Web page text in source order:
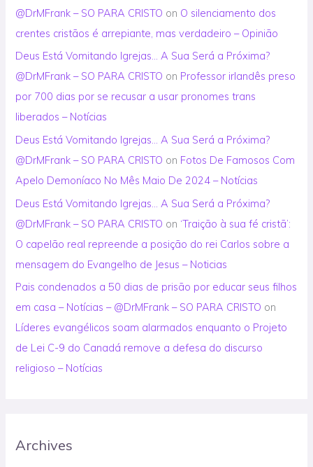
@DrMFrank – SO PARA CRISTO on O silenciamento dos
crentes cristãos é arrepiante, mas verdadeiro – Opinião
Deus Está Vomitando Igrejas… A Sua Será a Próxima?
@DrMFrank – SO PARA CRISTO on Professor irlandês preso
por 700 dias por se recusar a usar pronomes trans
liberados – Notícias
Deus Está Vomitando Igrejas… A Sua Será a Próxima?
@DrMFrank – SO PARA CRISTO on Fotos De Famosos Com
Apelo Demoníaco No Mês Maio De 2024 – Notícias
Deus Está Vomitando Igrejas… A Sua Será a Próxima?
@DrMFrank – SO PARA CRISTO on ‘Traição à sua fé cristã’:
O capelão real repreende a posição do rei Carlos sobre a
mensagem do Evangelho de Jesus – Noticias
Pais condenados a 50 dias de prisão por educar seus filhos
em casa – Notícias – @DrMFrank – SO PARA CRISTO on
Líderes evangélicos soam alarmados enquanto o Projeto
de Lei C-9 do Canadá remove a defesa do discurso
religioso – Notícias
Archives